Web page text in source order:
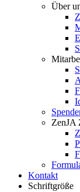
Über
ZenJA
Kontakt
Schriftgröße